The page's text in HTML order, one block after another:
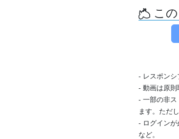
こ
- レスポンシ
- 動画は原則
- 一部の非ス
ます。ただ
- ログインが
など。